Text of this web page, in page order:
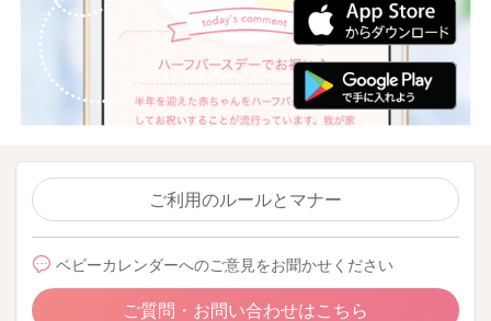
ご利用のルールとマナー
ベビーカレンダーへのご意見をお聞かせください
ご質問・お問い合わせはこちら